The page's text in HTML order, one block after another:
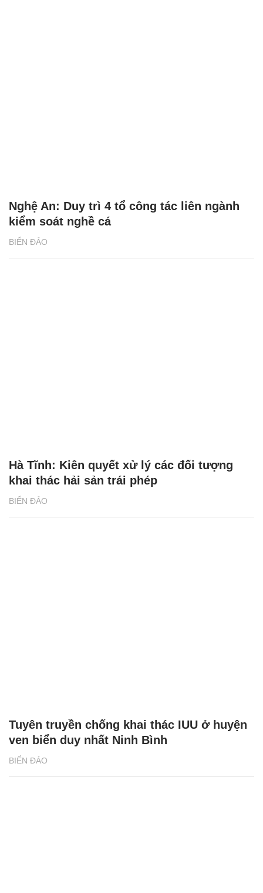
BIỂN ĐẢO
Nghệ An: Duy trì 4 tổ công tác liên ngành
kiểm soát nghề cá
BIỂN ĐẢO
Hà Tĩnh: Kiên quyết xử lý các đối tượng
khai thác hải sản trái phép
BIỂN ĐẢO
Tuyên truyền chống khai thác IUU ở huyện
ven biển duy nhất Ninh Bình